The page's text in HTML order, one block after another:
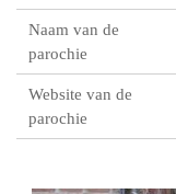
Naam van de
parochie
Website van de
parochie